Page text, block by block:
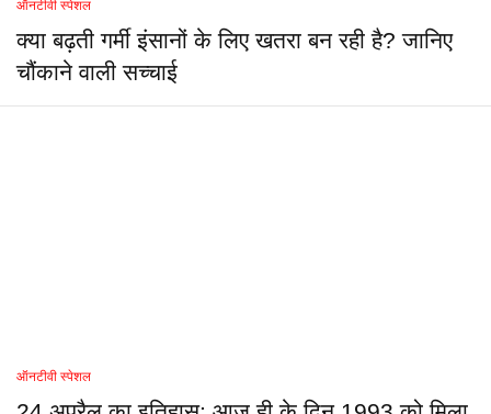
ऑनटीवी स्पेशल
क्या बढ़ती गर्मी इंसानों के लिए खतरा बन रही है? जानिए
चौंकाने वाली सच्चाई
ऑनटीवी स्पेशल